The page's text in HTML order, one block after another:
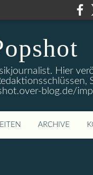
Hier
blog.de/
ARCHIVE